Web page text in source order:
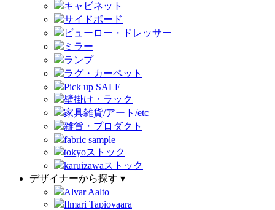
キャビネット
サイドボード
ビューロー・ドレッサー
ミラー
ランプ
ラグ・カーペット
Pick up SALE
壁掛け・ラック
家具雑貨/アート/etc
雑貨・プロダクト
fabric sample
tokyoストック
karuizawaストック
デザイナーから探す ▾
Alvar Aalto
Ilmari Tapiovaara